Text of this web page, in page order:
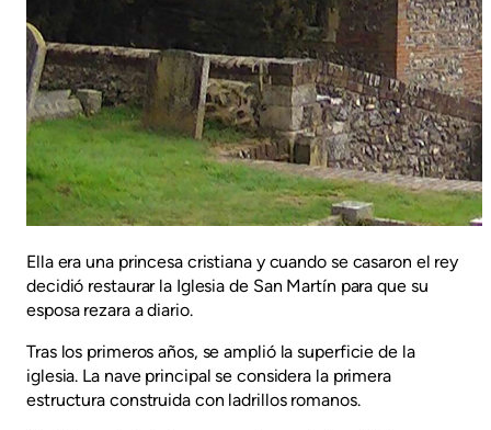
Ella era una princesa cristiana y cuando se casaron el rey
decidió restaurar la Iglesia de San Martín para que su
esposa rezara a diario.
Tras los primeros años, se amplió la superficie de la
iglesia. La nave principal se considera la primera
estructura construida con ladrillos romanos.